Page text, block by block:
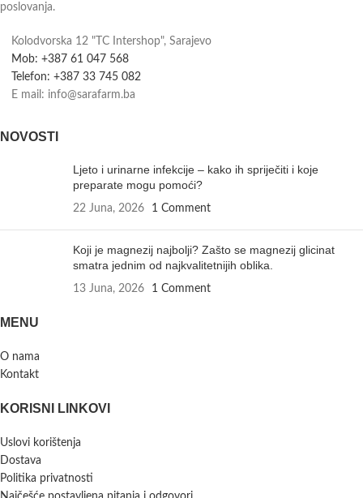
poslovanja.
Kolodvorska 12 "TC Intershop", Sarajevo
Mob: +387 61 047 568
Telefon: +387 33 745 082
E mail: info@sarafarm.ba
NOVOSTI
Ljeto i urinarne infekcije – kako ih spriječiti i koje
preparate mogu pomoći?
22 Juna, 2026 1 Comment
Koji je magnezij najbolji? Zašto se magnezij glicinat
smatra jednim od najkvalitetnijih oblika.
13 Juna, 2026 1 Comment
MENU
O nama
Kontakt
KORISNI LINKOVI
Uslovi korištenja
Dostava
Politika privatnosti